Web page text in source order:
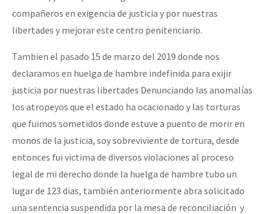
compañeros en exigencia de justicia y por nuestras
libertades y mejorar este centro penitenciario.
Tambien el pasado 15 de marzo del 2019 donde nos
declaramos en huelga de hambre indefinida para exijir
justicia por nuestras libertades Denunciando las anomalías
los atropeyos que el estado ha ocacionado y las torturas
que fuimos sometidos donde estuve a puento de morir en
monos de la justicia, soy sobreviviente de tortura, desde
entonces fui victima de diversos violaciones al proceso
legal de mi derecho donde la huelga de hambre tubo un
lugar de 123 dias, también anteriormente abra solicitado
una sentencia suspendida por la mesa de reconciliación y